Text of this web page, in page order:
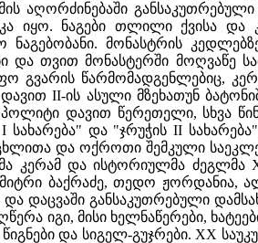
აღორძინებაში
იყო. ნაგები თლილი ქვისა და
მონასტრის
თვით მონასტერში მოღვაწე
გვარის წარმომადგენლებიც,
II-ის ასული მზეხათუნ
დავით წერეთელი, სხვა
და "ჯრუჭის II
და ოქროთი შემკული
კერამ და ისტორიულმა ძეგლმა
ბაქრაძე, თედო ჟორდანია,
დაცვაში განსაკუთრებული
იგი, მისი ხელნაწერები,
და სიგელ-გუჯრები. XX